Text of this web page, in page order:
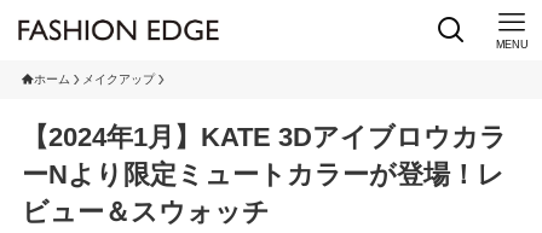
MENU
ホーム メイクアップ
【2024年1月】KATE 3Dアイブロウカラ
ーNより限定ミュートカラーが登場！レ
ビュー＆スウォッチ